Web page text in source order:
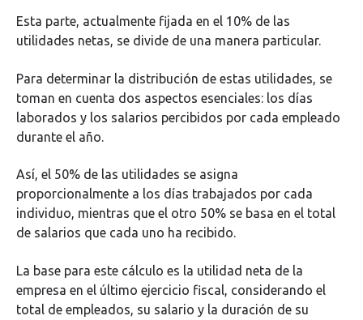
Esta parte, actualmente fijada en el 10% de las
utilidades netas, se divide de una manera particular.
Para determinar la distribución de estas utilidades, se
toman en cuenta dos aspectos esenciales: los días
laborados y los salarios percibidos por cada empleado
durante el año.
Así, el 50% de las utilidades se asigna
proporcionalmente a los días trabajados por cada
individuo, mientras que el otro 50% se basa en el total
de salarios que cada uno ha recibido.
La base para este cálculo es la utilidad neta de la
empresa en el último ejercicio fiscal, considerando el
total de empleados, su salario y la duración de su